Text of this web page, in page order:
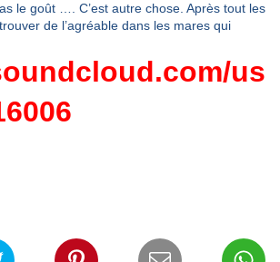
le goût …. C’est autre chose. Après tout les
de l’agréable dans les mares qui
d.com/us